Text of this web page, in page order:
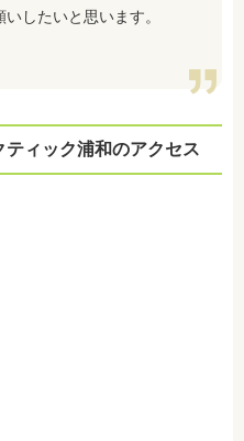
したいと思います。
ィック浦和のアクセス